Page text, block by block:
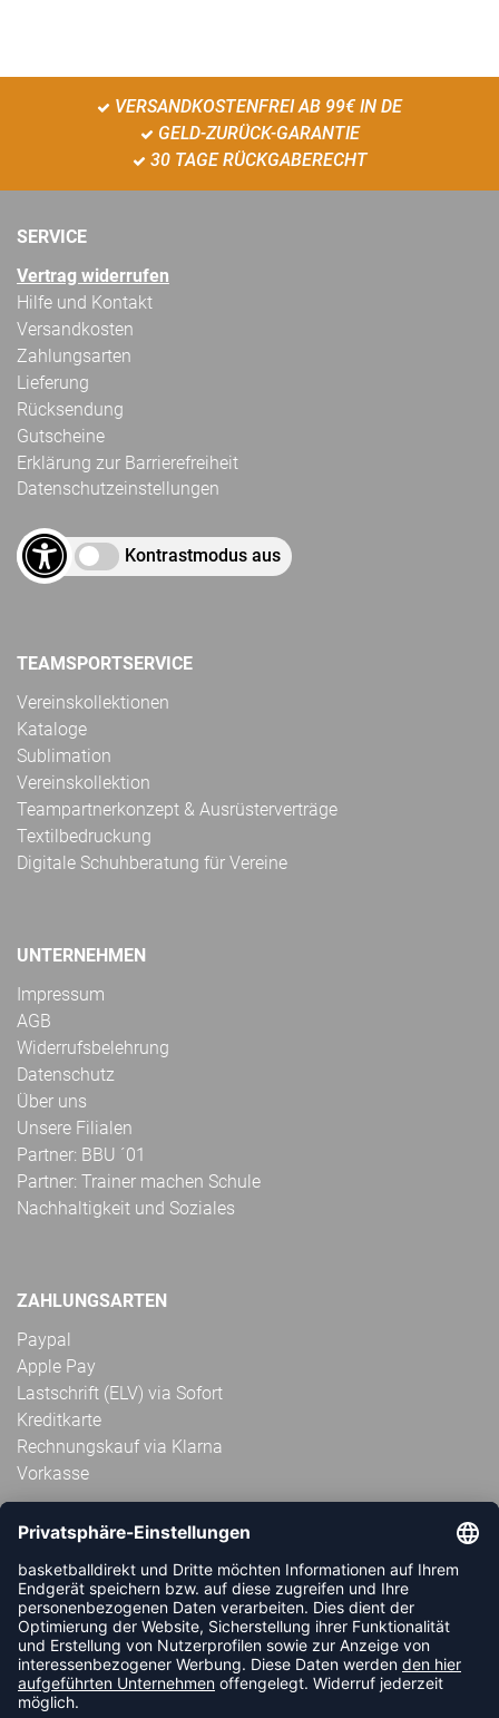
VERSANDKOSTENFREI AB 99€ IN DE
GELD-ZURÜCK-GARANTIE
30 TAGE RÜCKGABERECHT
SERVICE
Vertrag widerrufen
Hilfe und Kontakt
Versandkosten
Zahlungsarten
Lieferung
Rücksendung
Gutscheine
Erklärung zur Barrierefreiheit
Datenschutzeinstellungen
Kontrastmodus aus
TEAMSPORTSERVICE
Vereinskollektionen
Kataloge
Sublimation
Vereinskollektion
Teampartnerkonzept & Ausrüsterverträge
Textilbedruckung
Digitale Schuhberatung für Vereine
UNTERNEHMEN
Impressum
AGB
Widerrufsbelehrung
Datenschutz
Über uns
Unsere Filialen
Partner: BBU ´01
Partner: Trainer machen Schule
Nachhaltigkeit und Soziales
ZAHLUNGSARTEN
Paypal
Apple Pay
Lastschrift (ELV) via Sofort
Kreditkarte
Rechnungskauf via Klarna
Vorkasse
ABONNIERE JETZT DEN KOSTENLOSEN
HANDBALLDIREKT-NEWSLETTER UND VERPASSE KEINE
NEUIGKEIT ODER AKTION MEHR.
JETZT ANMELDEN